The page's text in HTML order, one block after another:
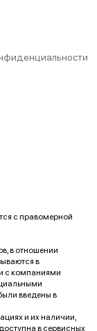
с правомерной
в отношении
в
с компаниями
введены в
и их наличии,
в сервисных